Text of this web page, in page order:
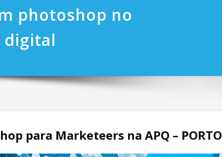
photoshop no
para Marketeers na APQ – PORTO